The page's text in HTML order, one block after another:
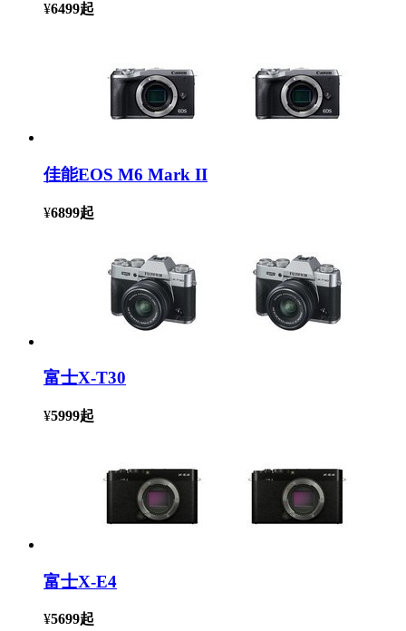
¥6499起
佳能EOS M6 Mark II
¥6899起
富士X-T30
¥5999起
富士X-E4
¥5699起